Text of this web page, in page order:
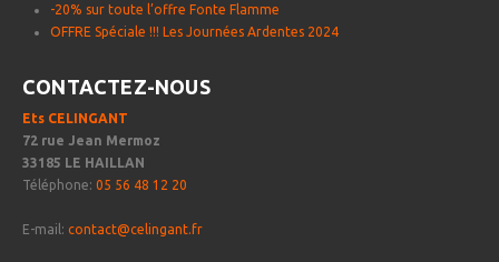
-20% sur toute l’offre Fonte Flamme
OFFRE Spéciale !!! Les Journées Ardentes 2024
CONTACTEZ-NOUS
Ets CELINGANT
72 rue Jean Mermoz
33185 LE HAILLAN
Téléphone: 05 56 48 12 20
E-mail: contact@celingant.fr